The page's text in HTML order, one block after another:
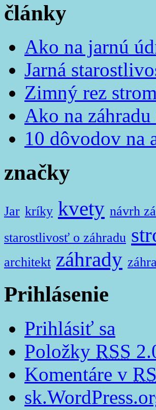
články
Ako na jarnú
Jarná
Zimný rez
Ako na
10 dôvodov na
značky
Jar kríky kvety návrh
starostlivosť o záhradu
architekt záhrady
Prihlásenie
Prihlásiť sa
Položky RSS
Komentáre v